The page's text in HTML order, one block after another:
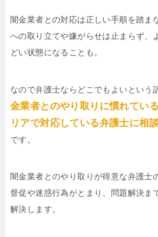
闇金業者との対応は正しい手順を踏ま
への取り立てや嫌がらせは止まらず、
どい状態になることも。
なので弁護士ならどこでもよいという
金業者とのやり取りに慣れてい
リアで対応している弁護士に相
です。
闇金業者とのやり取りが得意な弁護士
督促や迷惑行為がとまり、問題解決ま
解決します。